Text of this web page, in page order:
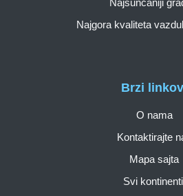
Brzi
O nama
Kontaktirajte
Mapa sajta
Svi
Najsunčaniji
Najgora kvaliteta